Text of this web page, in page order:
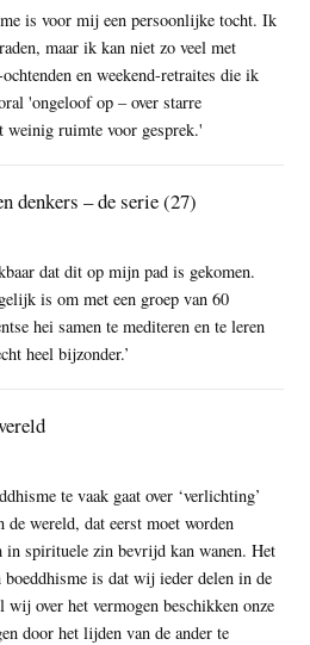
is voor mij een persoonlijke tocht. Ik
maar ik kan niet zo veel met
en weekend-retraites die ik
'ongeloof op – over starre
weinig ruimte voor gesprek.'
denkers – de serie (27)
dat dit op mijn pad is gekomen.
is om met een groep van 60
hei samen te mediteren en te leren
heel bijzonder.’
te vaak gaat over ‘verlichting’
wereld, dat eerst moet worden
in spirituele zin bevrijd kan wanen. Het
is dat wij ieder delen in de
over het vermogen beschikken onze
door het lijden van de ander te